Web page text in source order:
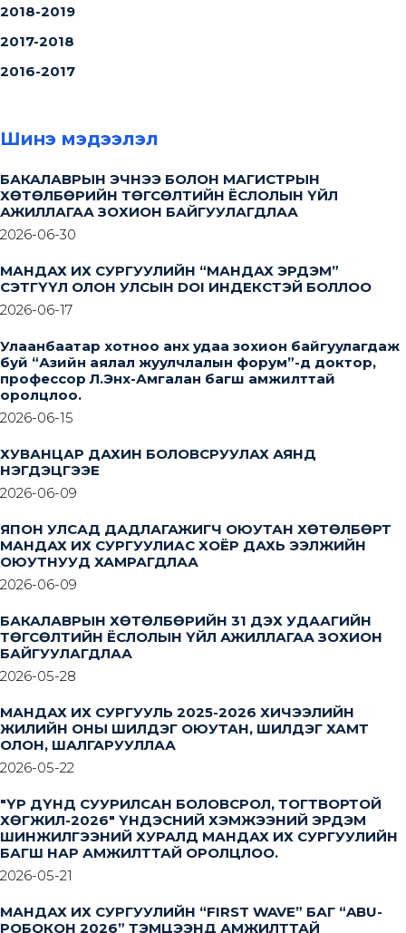
2018-2019
2017-2018
2016-2017
Шинэ мэдээлэл
БАКАЛАВРЫН ЭЧНЭЭ БОЛОН МАГИСТРЫН
ХӨТӨЛБӨРИЙН ТӨГСӨЛТИЙН ЁСЛОЛЫН ҮЙЛ
АЖИЛЛАГАА ЗОХИОН БАЙГУУЛАГДЛАА
2026-06-30
МАНДАХ ИХ СУРГУУЛИЙН “МАНДАХ ЭРДЭМ”
СЭТГҮҮЛ ОЛОН УЛСЫН DOI ИНДЕКСТЭЙ БОЛЛОО
2026-06-17
Улаанбаатар хотноо анх удаа зохион байгуулагдаж
буй “Азийн аялал жуулчлалын форум”-д доктор,
профессор Л.Энх-Амгалан багш амжилттай
оролцлоо.
2026-06-15
ХУВАНЦАР ДАХИН БОЛОВСРУУЛАХ АЯНД
НЭГДЭЦГЭЭЕ
2026-06-09
ЯПОН УЛСАД ДАДЛАГАЖИГЧ ОЮУТАН ХӨТӨЛБӨРТ
МАНДАХ ИХ СУРГУУЛИАС ХОЁР ДАХЬ ЭЭЛЖИЙН
ОЮУТНУУД ХАМРАГДЛАА
2026-06-09
БАКАЛАВРЫН ХӨТӨЛБӨРИЙН 31 ДЭХ УДААГИЙН
ТӨГСӨЛТИЙН ЁСЛОЛЫН ҮЙЛ АЖИЛЛАГАА ЗОХИОН
БАЙГУУЛАГДЛАА
2026-05-28
МАНДАХ ИХ СУРГУУЛЬ 2025-2026 ХИЧЭЭЛИЙН
ЖИЛИЙН ОНЫ ШИЛДЭГ ОЮУТАН, ШИЛДЭГ ХАМТ
ОЛОН, ШАЛГАРУУЛЛАА
2026-05-22
"ҮР ДҮНД СУУРИЛСАН БОЛОВСРОЛ, ТОГТВОРТОЙ
ХӨГЖИЛ-2026" ҮНДЭСНИЙ ХЭМЖЭЭНИЙ ЭРДЭМ
ШИНЖИЛГЭЭНИЙ ХУРАЛД МАНДАХ ИХ СУРГУУЛИЙН
БАГШ НАР АМЖИЛТТАЙ ОРОЛЦЛОО.
2026-05-21
МАНДАХ ИХ СУРГУУЛИЙН “FIRST WAVE” БАГ “ABU-
РОБОКОН 2026” ТЭМЦЭЭНД АМЖИЛТТАЙ